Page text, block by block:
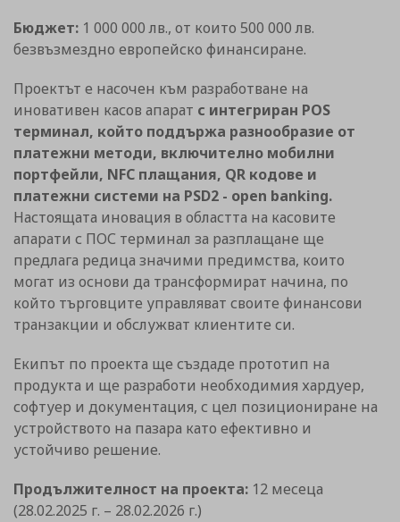
Бюджет: 1 000 000 лв., от които 500 000 лв.
безвъзмездно европейско финансиране.
Проектът е насочен към разработване на
иновативен касов апарат с интегриран POS
терминал, който поддържа разнообразие от
платежни методи, включително мобилни
портфейли, NFC плащания, QR кодове и
платежни системи на PSD2 - open banking.
Настоящата иновация в областта на касовите
апарати с ПОС терминал за разплащане ще
предлага редица значими предимства, които
могат из основи да трансформират начина, по
който търговците управляват своите финансови
транзакции и обслужват клиентите си.
Екипът по проекта ще създаде прототип на
продукта и ще разработи необходимия хардуер,
софтуер и документация, с цел позициониране на
устройството на пазара като ефективно и
устойчиво решение.
Продължителност на проекта: 12 месеца
(28.02.2025 г. – 28.02.2026 г.)